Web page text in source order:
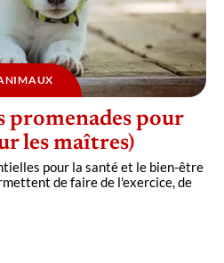
promenades pour
les maîtres)
pour la santé et le bien-être
de faire de l'exercice, de